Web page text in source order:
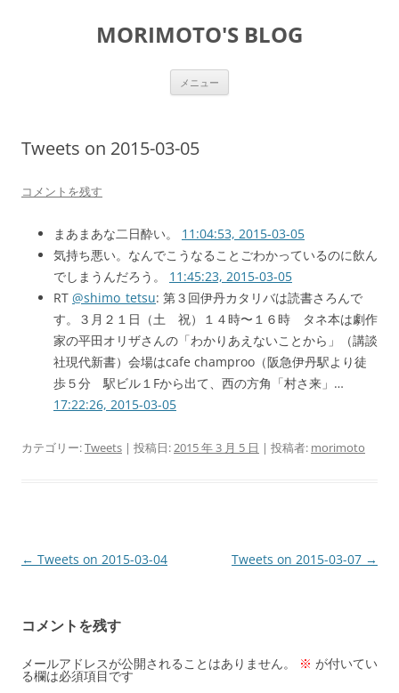
MORIMOTO'S BLOG
メニュー
Tweets on 2015-03-05
コメントを残す
まあまあな二日酔い。 11:04:53, 2015-03-05
気持ち悪い。なんでこうなることごわかっているのに飲ん
でしまうんだろう。 11:45:23, 2015-03-05
RT @shimo_tetsu: 第３回伊丹カタリバは読書さろんで
す。３月２１日（土 祝）１４時〜１６時 タネ本は劇作
家の平田オリザさんの「わかりあえないことから」（講談
社現代新書）会場はcafe champroo（阪急伊丹駅より徒
歩５分 駅ビル１Fから出て、西の方角「村さ来」…
17:22:26, 2015-03-05
カテゴリー:Tweets | 投稿日:2015 年 3 月 5 日 | 投稿者: morimoto
投
ビ
ゲ
ー
← Tweets on 2015-03-04 Tweets on 2015-03-07 →
コメントを残す
メールアドレスが公開されることはありません。 ※ が付いてい
る欄は必須項目です